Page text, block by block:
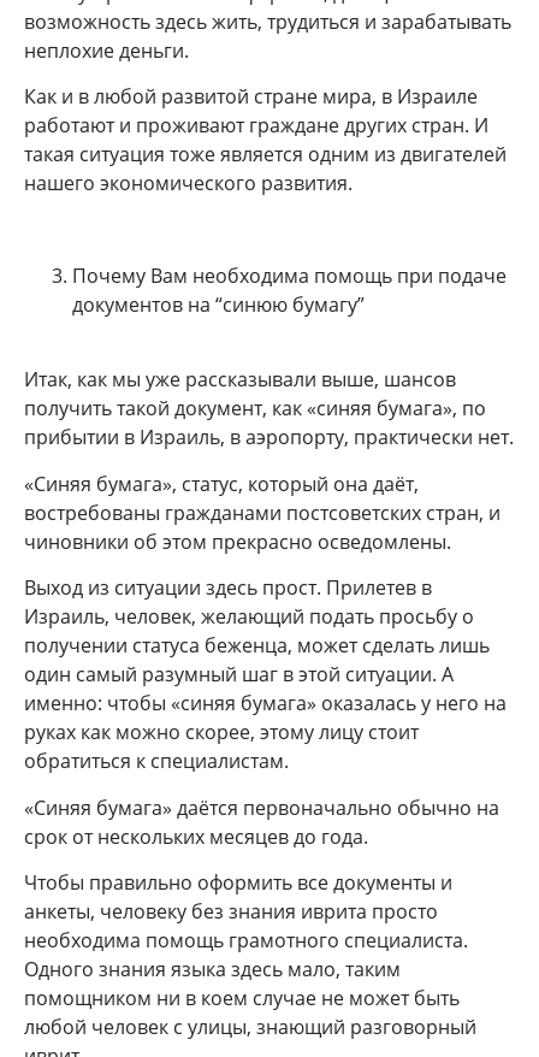
возможность здесь жить, трудиться и зарабатывать
неплохие деньги.
Как и в любой развитой стране мира, в Израиле
работают и проживают граждане других стран. И
такая ситуация тоже является одним из двигателей
нашего экономического развития.
Почему Вам необходима помощь при подаче
документов на “синюю бумагу”
Итак, как мы уже рассказывали выше, шансов
получить такой документ, как «синяя бумага», по
прибытии в Израиль, в аэропорту, практически нет.
«Синяя бумага», статус, который она даёт,
востребованы гражданами постсоветских стран, и
чиновники об этом прекрасно осведомлены.
Выход из ситуации здесь прост. Прилетев в
Израиль, человек, желающий подать просьбу о
получении статуса беженца, может сделать лишь
один самый разумный шаг в этой ситуации. А
именно: чтобы «синяя бумага» оказалась у него на
руках как можно скорее, этому лицу стоит
обратиться к специалистам.
«Синяя бумага» даётся первоначально обычно на
срок от нескольких месяцев до года.
Чтобы правильно оформить все документы и
анкеты, человеку без знания иврита просто
необходима помощь грамотного специалиста.
Одного знания языка здесь мало, таким
помощником ни в коем случае не может быть
любой человек с улицы, знающий разговорный